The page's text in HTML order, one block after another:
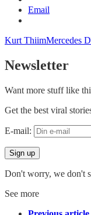
Email
Kurt ThiimMercedes
Newsletter
Want more stuff like
Get the best viral
E-mail:
Don't worry, we don't
See more